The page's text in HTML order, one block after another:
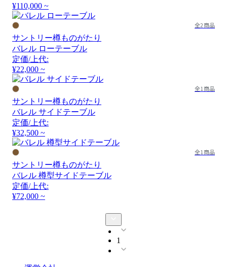
¥110,000 ~
全2商品
サントリー樽ものがたり
バレル ローテーブル
定価/上代:
¥22,000 ~
全1商品
サントリー樽ものがたり
バレル サイドテーブル
定価/上代:
¥32,500 ~
全1商品
サントリー樽ものがたり
バレル 樽型サイドテーブル
定価/上代:
¥72,000 ~
1